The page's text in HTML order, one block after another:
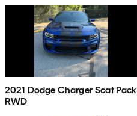
2021 Dodge Charger Scat Pack
RWD